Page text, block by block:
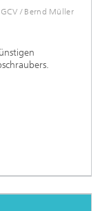
/ Bernd Müller